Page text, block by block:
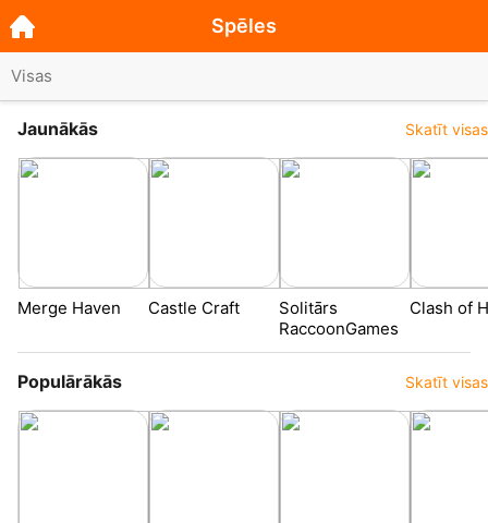
Jaunākās Skatīt visas
Merge Haven Castle Craft
Solitārs
RaccoonGames
Clash of
Populārākās Skatīt visas
Spēles
Visas